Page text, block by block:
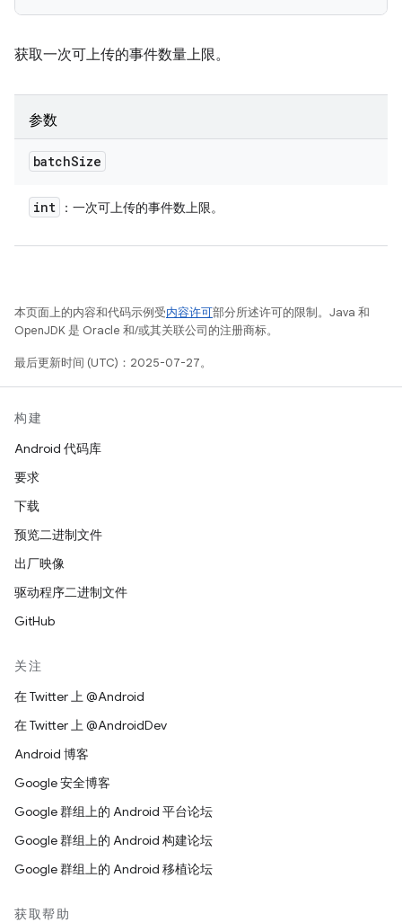
获取一次可上传的事件数量上限。
参数
batchSize
int ：一次可上传的事件数上限。
本页面上的内容和代码示例受内容许可部分所述许可的限制。Java 和
OpenJDK 是 Oracle 和/或其关联公司的注册商标。
最后更新时间 (UTC)：2025-07-27。
构建
Android 代码库
要求
下载
预览二进制文件
出厂映像
驱动程序二进制文件
GitHub
关注
在 Twitter 上 @Android
在 Twitter 上 @AndroidDev
Android 博客
Google 安全博客
Google 群组上的 Android 平台论坛
Google 群组上的 Android 构建论坛
Google 群组上的 Android 移植论坛
获取帮助